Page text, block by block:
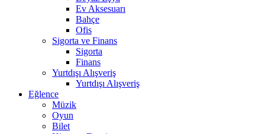
Ev Aksesuarı
Bahçe
Ofis
Sigorta ve Finans
Sigorta
Finans
Yurtdışı Alışveriş
Yurtdışı Alışveriş
Eğlence
Müzik
Oyun
Bilet